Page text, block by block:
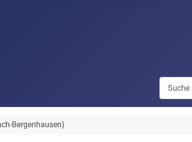
Search
Bergenhausen)